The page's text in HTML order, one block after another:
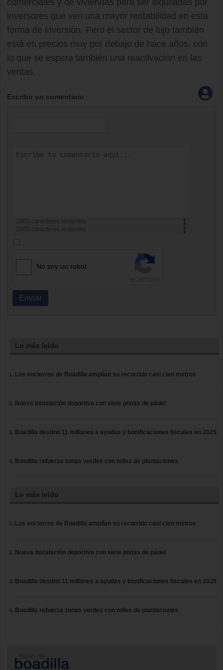
comerciales y de viviendas para ser alquiladas por
inversores que ven una mayor rentabilidad en esta
forma de inversión. Pero el sector de lujo también
está en precios muy por debajo de hace años, con
lo que se espera también una reactivación en las
ventas.
Escribir un comentario
caracteres restantes
caracteres restantes
No soy un robot
Enviar
Lo más leído
Los encierros de Boadilla amplían su recorrido casi cien metros
Nueva instalación deportiva con siete pistas de pádel
Boadilla destinó 11 millones a ayudas y bonificaciones fiscales en 2025
Boadilla refuerza zonas verdes con miles de plantaciones
Lo más leído
Los encierros de Boadilla amplían su recorrido casi cien metros
Nueva instalación deportiva con siete pistas de pádel
Boadilla destinó 11 millones a ayudas y bonificaciones fiscales en 2025
Boadilla refuerza zonas verdes con miles de plantaciones